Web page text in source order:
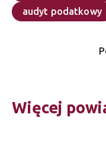
audyt podatkowy
Więcej